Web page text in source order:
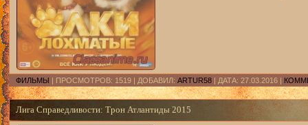
ФИЛЬМЫ | ПРОСМОТРОВ: 1519 | ДОБАВИЛ: ARTUR58 | ДАТА: 27.03.2016 |
Лига Справедливости: Трон Атлантиды 2015